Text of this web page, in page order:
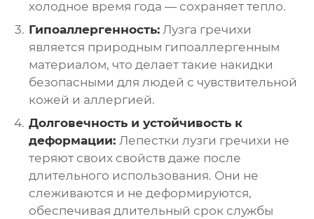
холодное время года — сохраняет тепло.
Гипоаллергенность: Лузга гречихи
является природным гипоаллергенным
материалом, что делает такие накидки
безопасными для людей с чувствительной
кожей и аллергией.
Долговечность и устойчивость к
деформации: Лепестки лузги гречихи не
теряют своих свойств даже после
длительного использования. Они не
слеживаются и не деформируются,
обеспечивая длительный срок службы